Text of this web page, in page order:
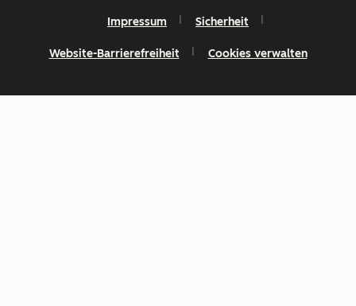
Impressum Sicherheit
Website-Barrierefreiheit Cookies verwalten